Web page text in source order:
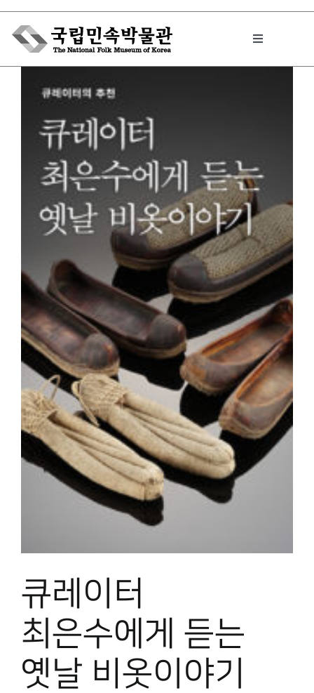
Skip
content
Toggle
박물관에서는
민속이야기
민속 인사이드
원문보기 PDF
박물관 홈페이지
큐레이터
최은수에게 듣는
옛날 비옷이야기